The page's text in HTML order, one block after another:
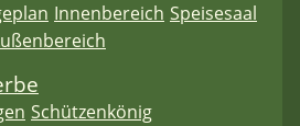
Innenbereich Speisesaal
Schützenkönig